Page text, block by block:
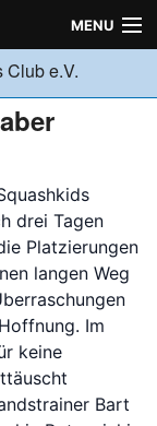
MENU
Club e.V.
drei Tagen
Platzierungen
langen Weg
Im
keine
Bart